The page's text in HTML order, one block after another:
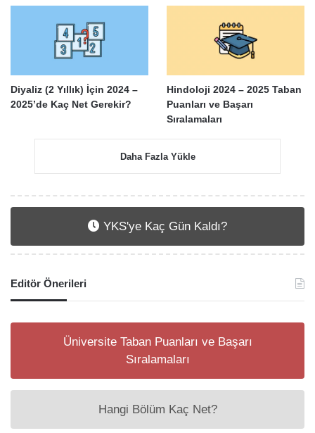
Diyaliz (2 Yıllık) İçin 2024 –
2025’de Kaç Net Gerekir?
Hindoloji 2024 – 2025 Taban
Puanları ve Başarı
Sıralamaları
Daha Fazla Yükle
YKS'ye Kaç Gün Kaldı?
Editör Önerileri
Üniversite Taban Puanları ve Başarı
Sıralamaları
Hangi Bölüm Kaç Net?